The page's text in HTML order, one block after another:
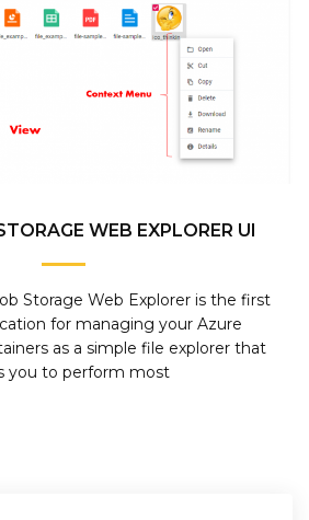
WEB EXPLORER UI
Storage Web Explorer is the first
for managing your Azure
as a simple file explorer that
you to perform most